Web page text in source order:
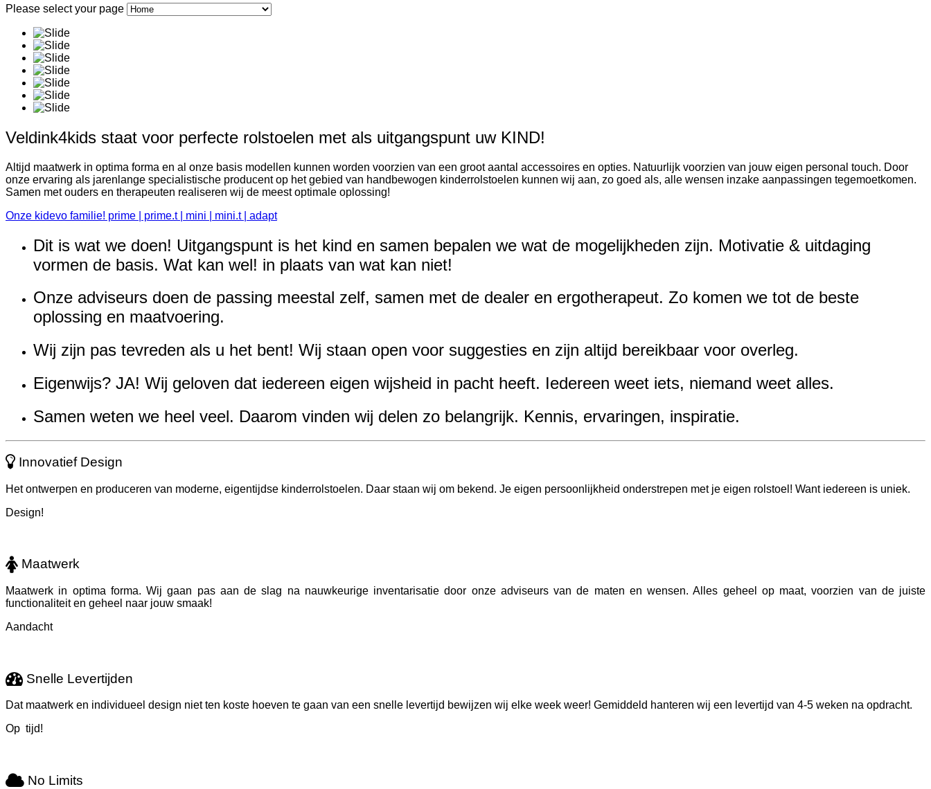
Please select your page
Veldink4kids staat voor perfecte rolstoelen met als uitgangspunt uw KIND!
Altijd maatwerk in optima forma en al onze basis modellen kunnen worden voorzien van een groot aantal accessoires en opties. Natuurlijk voorzien van jouw eigen personal touch. Door
onze ervaring als jarenlange specialistische producent op het gebied van handbewogen kinderrolstoelen kunnen wij aan, zo goed als, alle wensen inzake aanpassingen tegemoetkomen.
Samen met ouders en therapeuten realiseren wij de meest optimale oplossing!
Onze kidevo familie! prime | prime.t | mini | mini.t | adapt
Dit is wat we doen! Uitgangspunt is het kind en samen bepalen we wat de mogelijkheden zijn. Motivatie & uitdaging
vormen de basis. Wat kan wel! in plaats van wat kan niet!
Onze adviseurs doen de passing meestal zelf, samen met de dealer en ergotherapeut. Zo komen we tot de beste
oplossing en maatvoering.
Wij zijn pas tevreden als u het bent! Wij staan open voor suggesties en zijn altijd bereikbaar voor overleg.
Eigenwijs? JA! Wij geloven dat iedereen eigen wijsheid in pacht heeft. Iedereen weet iets, niemand weet alles.
Samen weten we heel veel. Daarom vinden wij delen zo belangrijk. Kennis, ervaringen, inspiratie.
Innovatief Design
Het ontwerpen en produceren van moderne, eigentijdse kinderrolstoelen. Daar staan wij om bekend. Je eigen persoonlijkheid onderstrepen met je eigen rolstoel! Want iedereen is uniek.
Design!
Maatwerk
Maatwerk in optima forma. Wij gaan pas aan de slag na nauwkeurige inventarisatie door onze adviseurs van de maten en wensen. Alles geheel op maat, voorzien van de juiste
functionaliteit en geheel naar jouw smaak!
Aandacht
Snelle Levertijden
Dat maatwerk en individueel design niet ten koste hoeven te gaan van een snelle levertijd bewijzen wij elke week weer! Gemiddeld hanteren wij een levertijd van 4-5 weken na opdracht.
Op tijd!
No Limits